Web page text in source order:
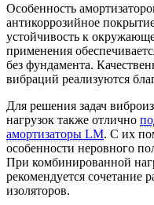
Особенность
антикоррозийное
устойчивость к
применения
без фундамента.
вибраций реализуются
Для решения задач
нагрузок также отлично
амортизаторы LM. С их
особенности неровного
При комбинированной
рекомендуется сочетание
изоляторов.